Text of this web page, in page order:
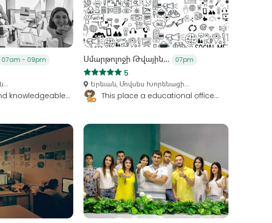
07am - 09pm
knowledgeable...
Սմարթոլոջի Թվային... 07pm
5
Երեւան, Մովսես Խորենացի...
This place a educational office...